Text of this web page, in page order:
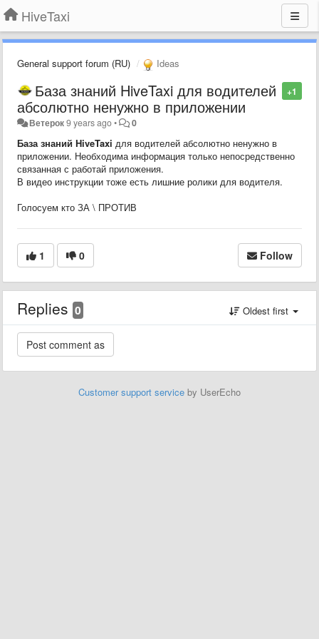
HiveTaxi
General support forum (RU) Ideas
+1
База знаний HiveTaxi для водителей
абсолютно ненужно в приложении
Ветерок9 years ago• 0
База знаний HiveTaxi для водителей абсолютно ненужно в
приложении. Необходима информация только непосредственно
связанная с работай приложения.
В видео инструкции тоже есть лишние ролики для водителя.
Голосуем кто ЗА \ ПРОТИВ
1 0 Follow
Replies 0 Oldest first
Customer support service by UserEcho